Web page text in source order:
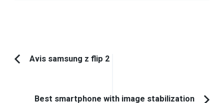
Navigation
Article
Avis samsung z flip 2
Best smartphone with image stabilization